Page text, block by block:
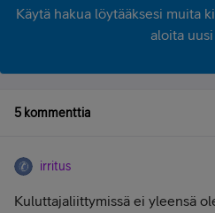
Käytä hakua löytääksesi muita
aloita
5 kommenttia
irritus
Kuluttajaliittymissä ei yleensä